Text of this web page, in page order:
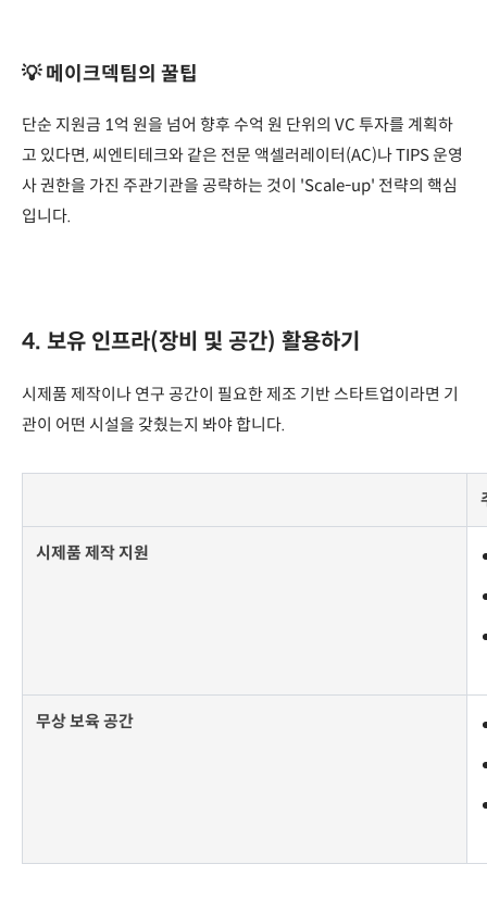
💡 메이크덱팀의 꿀팁
단순 지원금 1억 원을 넘어 향후 수억 원 단위의 VC 투자를 계획하
고 있다면, 씨엔티테크와 같은 전문 액셀러레이터(AC)나 TIPS 운영
사 권한을 가진 주관기관을 공략하는 것이 'Scale-up' 전략의 핵심
입니다.
4. 보유 인프라(장비 및 공간) 활용하기
시제품 제작이나 연구 공간이 필요한 제조 기반 스타트업이라면 기
관이 어떤 시설을 갖췄는지 봐야 합니다.
시제품 제작 지원
무상 보육 공간